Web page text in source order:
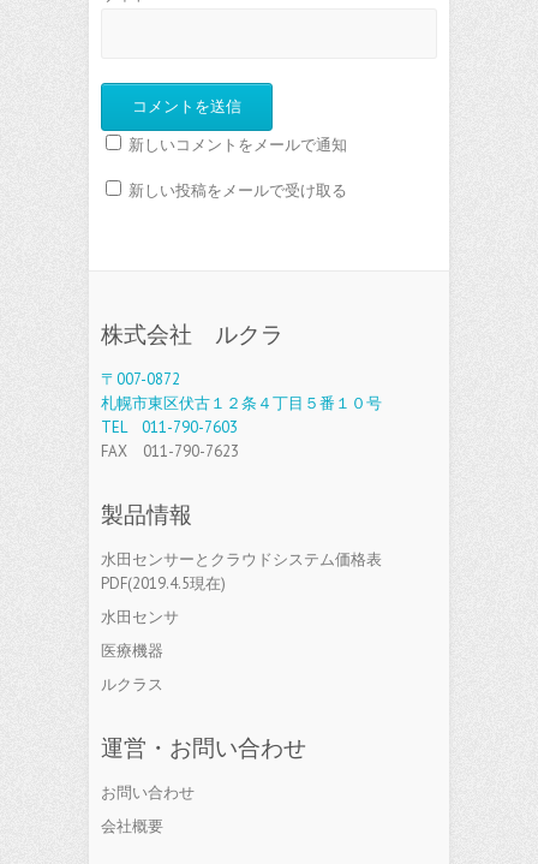
新しいコメントをメールで通知
新しい投稿をメールで受け取る
株式会社 ルクラ
〒007-0872
札幌市東区伏古１２条４丁目５番１０号
TEL 011-790-7603
FAX 011-790-7623
製品情報
水田センサーとクラウドシステム価格表
PDF(2019.4.5現在)
水田センサ
医療機器
ルクラス
運営・お問い合わせ
お問い合わせ
会社概要